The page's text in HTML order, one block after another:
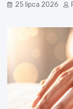
25 lipca 2026